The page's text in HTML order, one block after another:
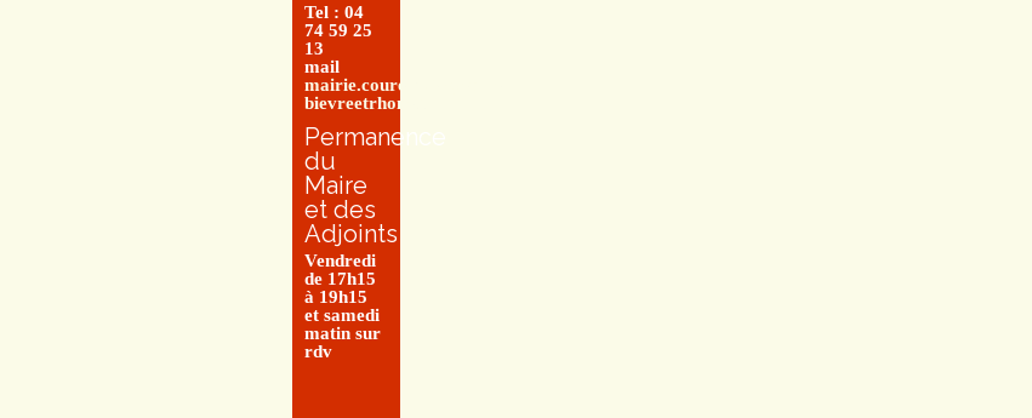
Tel : 04
74 59 25
13
mail
mairie.couretbuis@entre-
bievreetrhone.fr
Permanence
du
Maire
et des
Adjoints
Vendredi
de 17h15
à 19h15
et samedi
matin sur
rdv